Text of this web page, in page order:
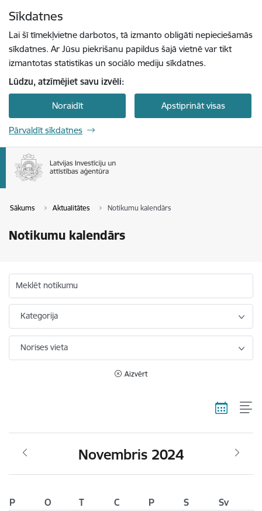
Sīkdatnes
Lai šī tīmekļvietne darbotos, tā izmanto obligāti nepieciešamās
sīkdatnes. Ar Jūsu piekrišanu papildus šajā vietnē var tikt
izmantotas statistikas un sociālo mediju sīkdatnes.
Lūdzu, atzīmējiet savu izvēli:
Noraidīt Apstiprināt visas
Pārvaldīt sīkdatnes
Sākums Aktualitātes Notikumu kalendārs
Notikumu kalendārs
Meklēt notikumu
Kategorija
Norises vieta
Aizvērt
Novembris 2024
P O T C P S
Sv